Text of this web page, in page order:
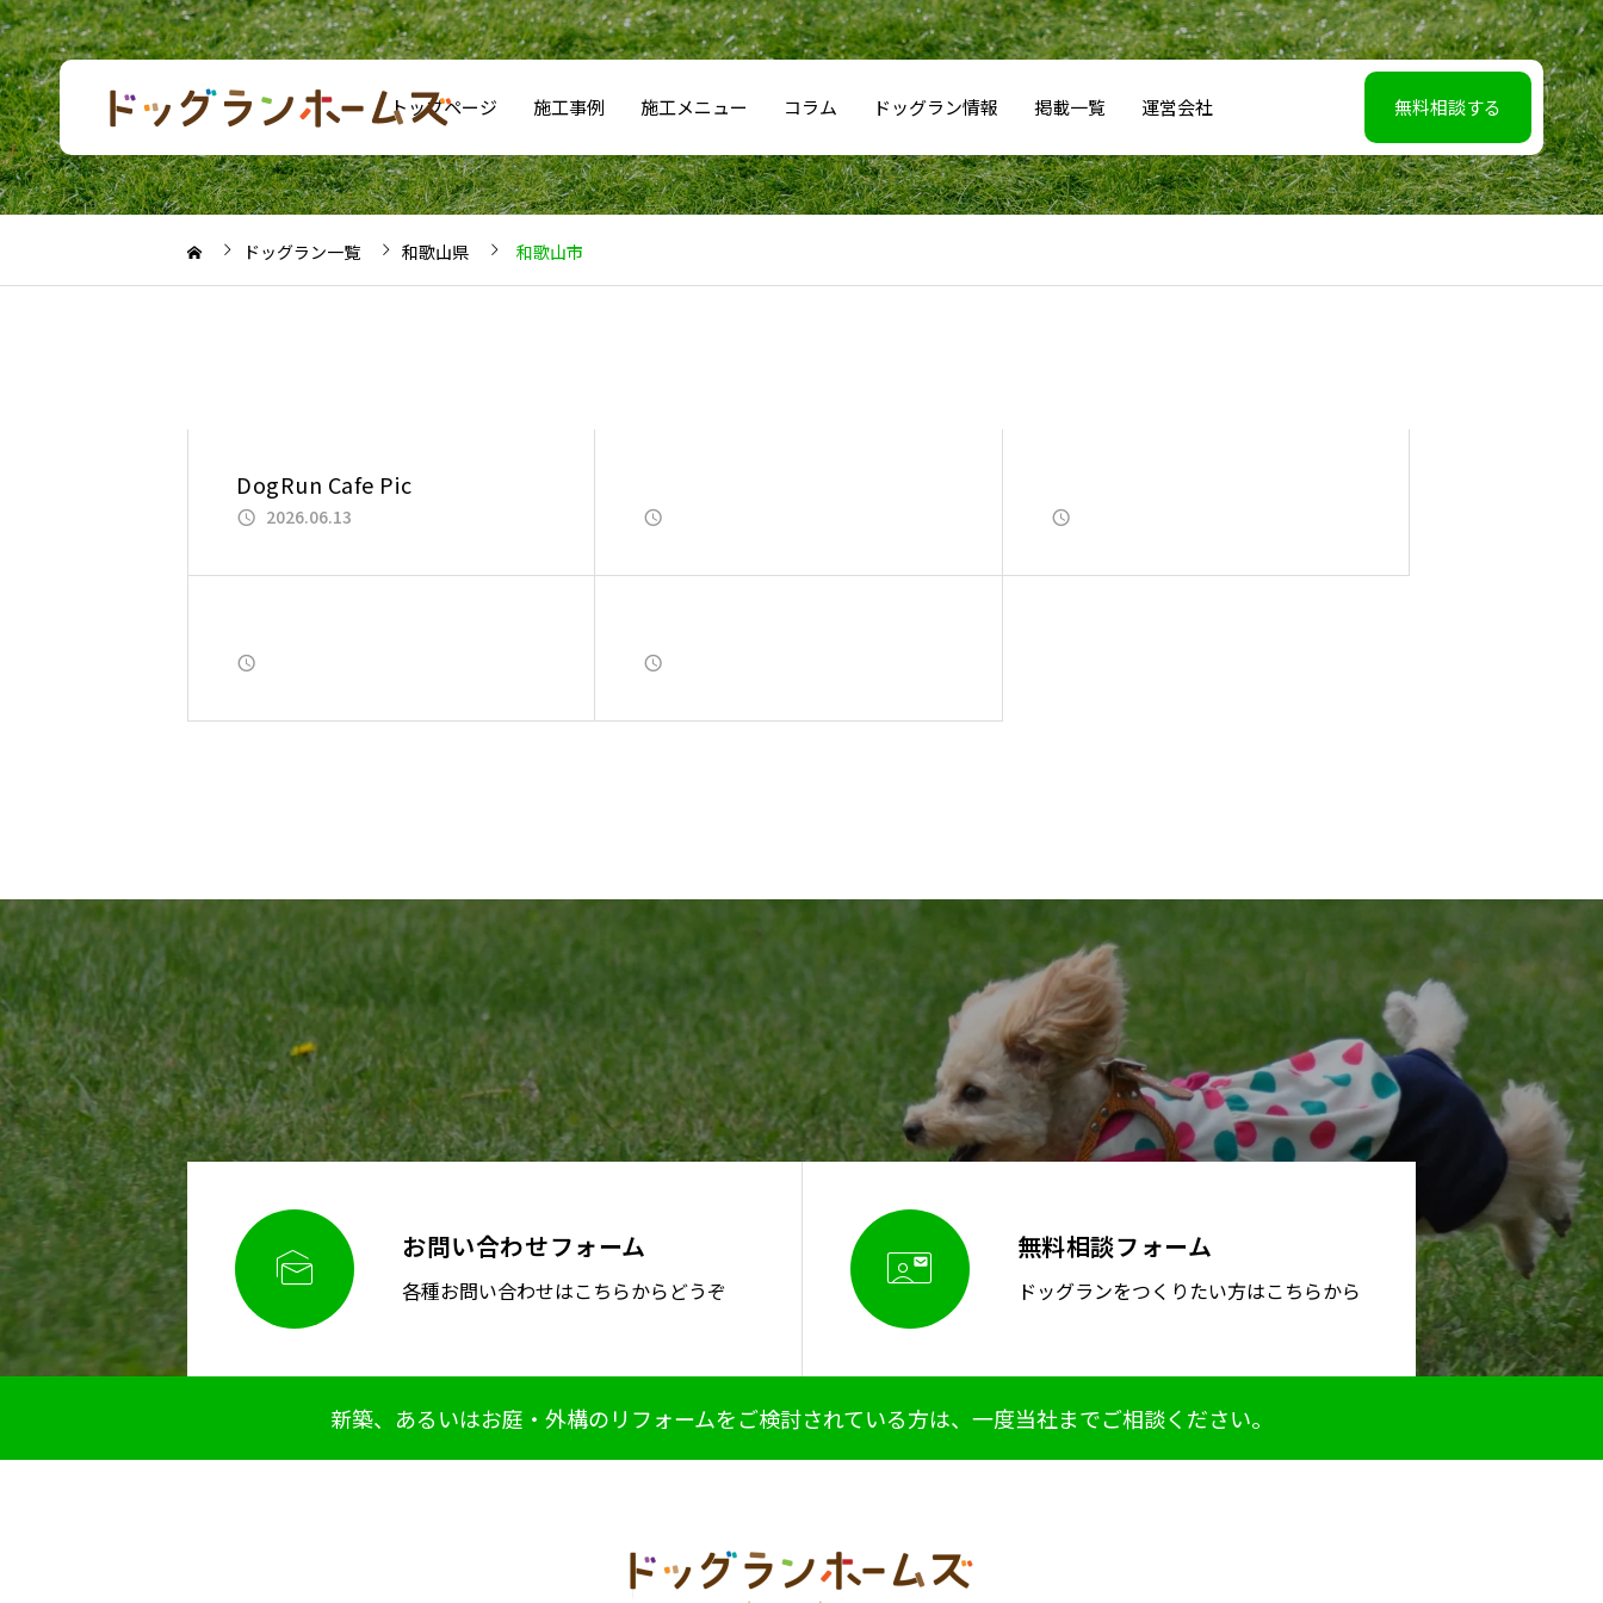
トップページ 施工事例 施工メニュー コラム ドッグラン情報 掲載一覧 運営会社 無料相談する
ドッグラン一覧 和歌山県 和歌山市
DogRun Cafe Pic
2026.06.13
 お問い合わせフォーム
各種お問い合わせはこちらからどうぞ  無料相談フォーム
ドッグランをつくりたい方はこちらから
新築、あるいはお庭・外構のリフォームをご検討されている方は、一度当社までご相談ください。